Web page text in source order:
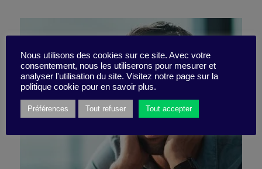
Nous utilisons des cookies sur ce site. Avec votre
consentement, nous les utiliserons pour mesurer et
analyser l'utilisation du site. Visitez notre page sur la
politique cookie pour en savoir plus.
Préférences Tout refuser Tout accepter